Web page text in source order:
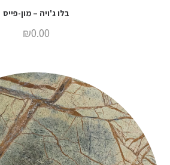
בלו ג'ויה – מון-פייס
₪0.00